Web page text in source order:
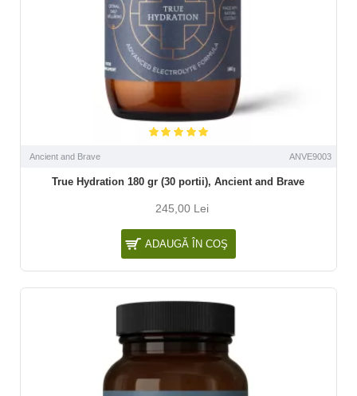
Ancient and Brave ANVE9003
True Hydration 180 gr (30 portii), Ancient and Brave
245,00 Lei
ADAUGĂ ÎN COŞ